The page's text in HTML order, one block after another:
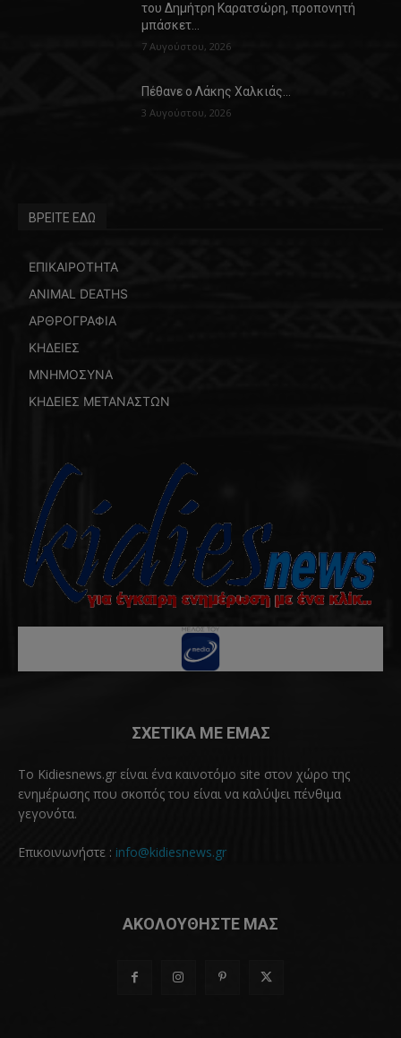
του Δημήτρη Καρατσώρη, προπονητή
μπάσκετ…
7 Αυγούστου, 2026
Πέθανε ο Λάκης Χαλκιάς…
3 Αυγούστου, 2026
ΒΡΕΙΤΕ ΕΔΩ
ΕΠΙΚΑΙΡΟΤΗΤΑ
ANIMAL DEATHS
ΑΡΘΡΟΓΡΑΦΙΑ
ΚΗΔΕΙΕΣ
ΜΝΗΜΟΣΥΝΑ
ΚΗΔΕΙΕΣ ΜΕΤΑΝΑΣΤΩΝ
ΣΧΕΤΙΚΑ ΜΕ ΕΜΑΣ
Το Kidiesnews.gr είναι ένα καινοτόμο site στον χώρο της
ενημέρωσης που σκοπός του είναι να καλύψει πένθιμα
γεγονότα.
Επικοινωνήστε : info@kidiesnews.gr
ΑΚΟΛΟΥΘΗΣΤΕ ΜΑΣ